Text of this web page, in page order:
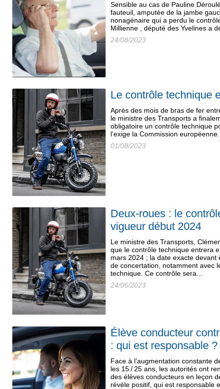
Sensible au cas de Pauline
fauteuil, amputée de la jambe
nonagénaire qui a perdu le
Millienne , député des Yvelines a
24/08/2023
Le contrôle technique
Après des mois de bras de fer
le ministre des Transports a
obligatoire un contrôle technique
l’exige la Commission européenne.
01/08/2023
Deux-roues : le
vigueur début 2024
Le ministre des Transports,
que le contrôle technique entrera
mars 2024 ; la date exacte devant
de concertation, notamment avec
technique. Ce contrôle sera...
24/06/2023
Élève conducteur
: qui est responsable ?
Face à l’augmentation constante
les 15 / 25 ans, les autorités ont
des élèves conducteurs en leçon
révèle positif, qui est responsable